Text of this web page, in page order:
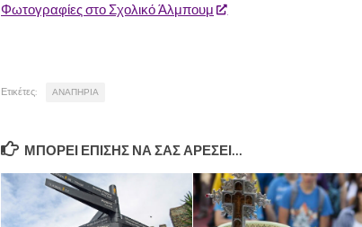
Φωτογραφίες στο Σχολικό Άλμπουμ
Ετικέτες: ΑΝΑΠΗΡΙΑ
ΜΠΟΡΕΊ ΕΠΊΣΗΣ ΝΑ ΣΑΣ ΑΡΈΣΕΙ...